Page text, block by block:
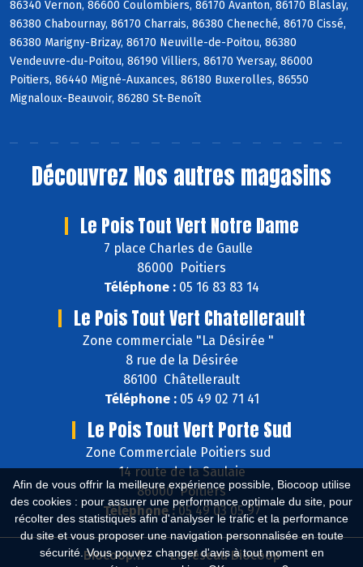
Afin de vous offrir la meilleure expérience possible, Biocoop utilise
des cookies : pour assurer une performance optimale du site, pour
récolter des statistiques afin d'analyser le trafic et la performance
du site et vous proposer une navigation personnalisée en toute
sécurité. Vous pouvez changer d'avis à tout moment en
86340 Vernon, 86600 Coulombiers, 86170 Avanton, 86170 Blaslay,
86380 Chabournay, 86170 Charrais, 86380 Cheneché, 86170 Cissé,
86380 Marigny-Brizay, 86170 Neuville-de-Poitou, 86380
Vendeuvre-du-Poitou, 86190 Villiers, 86170 Yversay, 86000
Poitiers, 86440 Migné-Auxances, 86180 Buxerolles, 86550
Mignaloux-Beauvoir, 86280 St-Benoît
Découvrez Nos autres magasins
Le Pois Tout Vert Notre Dame
7 place Charles de Gaulle
86000 Poitiers
Téléphone : 05 16 83 83 14
Le Pois Tout Vert Chatellerault
Zone commerciale "La Désirée "
8 rue de la Désirée
86100 Châtellerault
Téléphone :05 49 02 71 41
Le Pois Tout Vert Porte Sud
Zone Commerciale Poitiers sud
14 route de la Saulaie
86000 Poitiers
Téléphone :05 49 03 05 97
Biocoop.fr Le réseau Biocoop